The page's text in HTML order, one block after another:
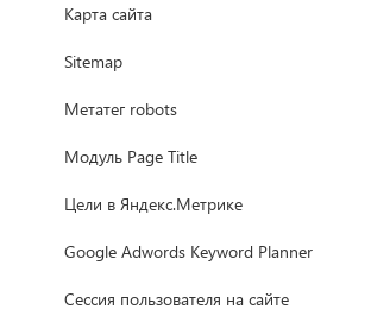
Карта сайта
Sitemap
Метатег robots
Модуль Page Title
Цели в Яндекс.Метрике
Google Adwords Keyword Planner
Сессия пользователя на сайте